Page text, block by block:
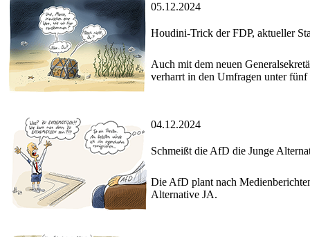
05.12.2024
Houdini-Trick der FDP, aktueller
Auch mit dem neuen
verharrt in den Umfragen unter fünf
04.12.2024
Schmeißt die AfD die Junge
Die AfD plant nach
Alternative JA.